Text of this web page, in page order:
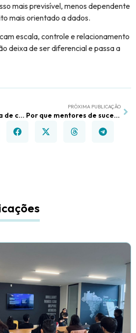
mais previsível, menos dependente
mais orientado a dados.
escala, controle e relacionamento
deixa de ser diferencial e passa a
ESG como estratégia de crescimento: onde gestão e lucro se encontram
PRÓXIMA PUBLICAÇÃO
Por que mentores de sucesso estão abandonando o “puxadinho digital” e migrando para uma gestão profissional em 2024